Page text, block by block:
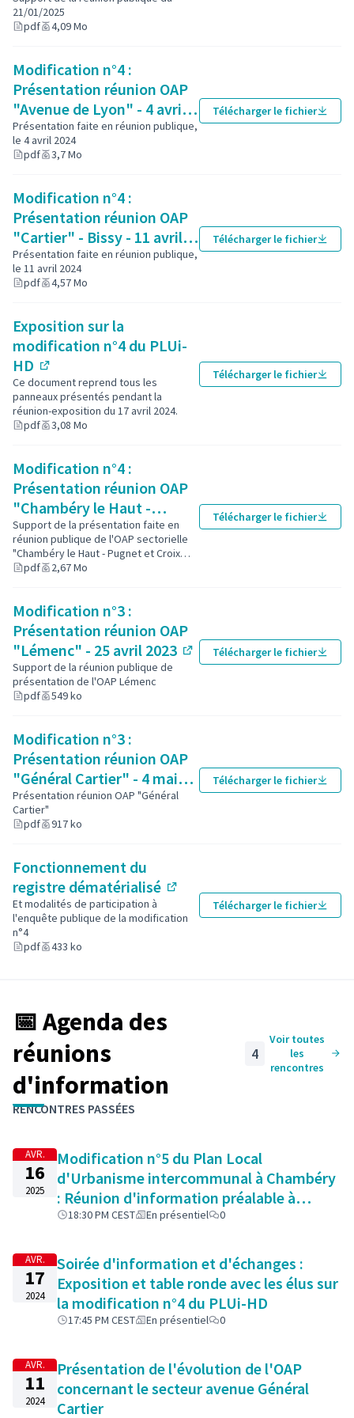
de modification.
👉 Pour mieux comprendre le PLUi HD, son contexte et
Chambéry
(Lien externe)
!
📷 Didier Mazué / Ville de Chambéry
21/01/2025
pdf
4,09 Mo
Modification n°4 :
Présentation réunion OAP
"Avenue de Lyon" - 4 avril
2024
(Lien externe)
Présentation faite en réunion publique,
le 4 avril 2024
pdf
3,7 Mo
Télécharger le fichier
Modification n°4 :
Présentation réunion OAP
"Cartier" - Bissy - 11 avril
2024 pdf 3,7 Mo
Présentation faite en réunion publique,
le 11 avril 2024
pdf
4,57 Mo
Télécharger le fichier
Exposition sur la
modification n°4 du PLUi-
HD
(Lien externe)
Ce document reprend tous les
panneaux présentés pendant la
réunion-exposition du 17 avril 2024.
pdf
3,08 Mo
Télécharger le fichier
Modification n°4 :
Présentation réunion OAP
"Chambéry le Haut -
Pugnet et Croix Rouge" -
20 mars 2024
(Lien externe)
Support de la présentation faite en
réunion publique de l'OAP sectorielle
"Chambéry le Haut - Pugnet et Croix
Rouge", le 20 mars 2024
pdf 2,67 Mo
Télécharger le fichier
Modification n°3 :
Présentation réunion OAP
"Lémenc" - 25 avril 2023
(Lien externe)
Support de la réunion publique de
présentation de l'OAP Lémenc
pdf
549 ko
Télécharger le fichier
Modification n°3 :
Présentation réunion OAP
"Général Cartier" - 4 mai
2023
Présentation réunion OAP "Général
Cartier"
pdf
917 ko
Télécharger le fichier
Fonctionnement du
registre dématérialisé
(Lien externe)
Et modalités de participation à
l'enquête publique de la modification
n°4
pdf
433 ko
Télécharger le fichier
📅 Agenda des
réunions
d'information
4
Voir toutes
les
rencontres
L'élément suivant est une carte qui présente les
Passer la carte
−
RENCONTRES PASSÉES
AVR.
16
2025
Modification n°5 du Plan Local
d'Urbanisme intercommunal à Chambéry
: Réunion d'information préalable à
l'ouverture de l'enquête publique
18:30 PM CEST En présentiel 0
AVR.
17
2024
Soirée d'information et d'échanges :
Exposition et table ronde avec les élus sur
la modification n°4 du PLUi-HD
17:45 PM CEST En présentiel 0
AVR.
11
2024
Présentation de l'évolution de l'OAP
concernant le secteur avenue Général
Cartier